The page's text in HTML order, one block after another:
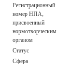
Регистрационный
номер НПА,
присвоенный
нормотворческим
органом
Статус
Сфера